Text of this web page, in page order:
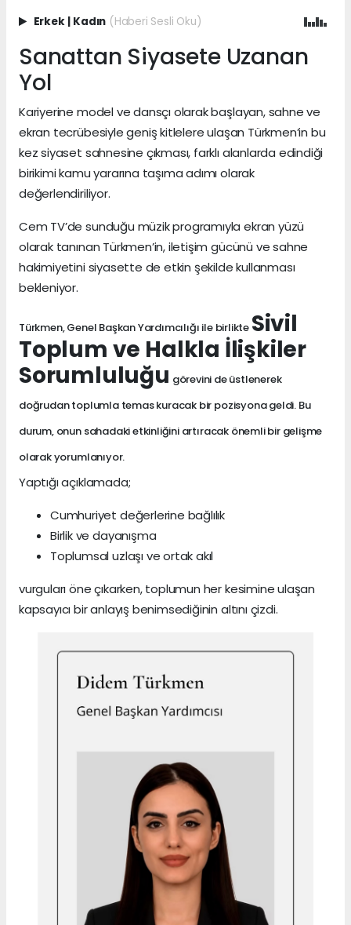
Erkek Kadın (Haberi Sesli Oku)
Sanattan Siyasete Uzanan
Yol
Kariyerine model ve dansçı olarak başlayan, sahne ve
ekran tecrübesiyle geniş kitlelere ulaşan Türkmen’in bu
kez siyaset sahnesine çıkması, farklı alanlarda edindiği
birikimi kamu yararına taşıma adımı olarak
değerlendiriliyor.
Cem TV’de sunduğu müzik programıyla ekran yüzü
olarak tanınan Türkmen’in, iletişim gücünü ve sahne
hakimiyetini siyasette de etkin şekilde kullanması
bekleniyor.
Türkmen, Genel Başkan Yardımcılığı ile birlikte Sivil
Toplum ve Halkla İlişkiler
Sorumluluğu görevini de üstlenerek
doğrudan toplumla temas kuracak bir pozisyona geldi. Bu
durum, onun sahadaki etkinliğini artıracak önemli bir gelişme
olarak yorumlanıyor.
Yaptığı açıklamada;
Cumhuriyet değerlerine bağlılık
Birlik ve dayanışma
Toplumsal uzlaşı ve ortak akıl
vurguları öne çıkarken, toplumun her kesimine ulaşan
kapsayıcı bir anlayış benimsediğinin altını çizdi.